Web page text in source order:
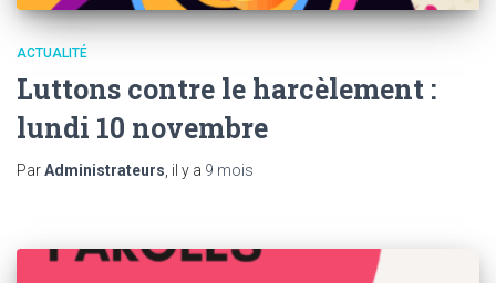
ACTUALITÉ
Luttons contre le harcèlement :
lundi 10 novembre
ParAdministrateurs, il y a 9 mois